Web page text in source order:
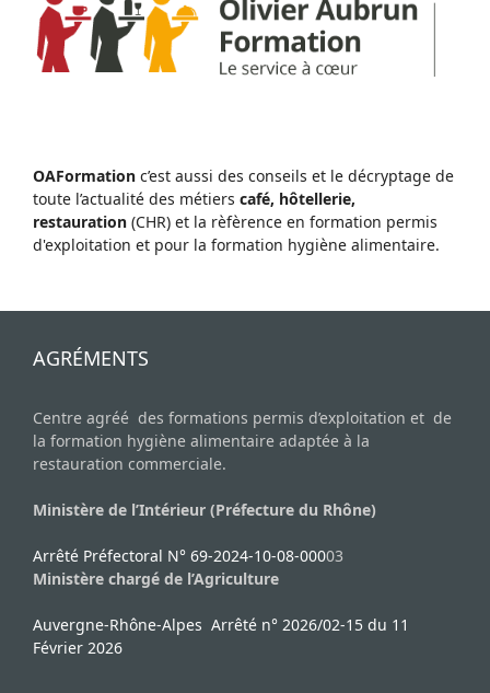
OAFormation c’est aussi des conseils et le décryptage de
toute l’actualité des métiers café, hôtellerie,
restauration (CHR) et la rèfèrence en formation permis
d'exploitation et pour la formation hygiène alimentaire.
AGRÉMENTS
Centre agréé des formations permis d’exploitation et de
la formation hygiène alimentaire adaptée à la
restauration commerciale.
Ministère de l’Intérieur (Préfecture du Rhône)
Arrêté Préfectoral N° 69-2024-10-08-00003
Ministère chargé de l’Agriculture
Auvergne-Rhône-Alpes Arrêté n° 2026/02-15 du 11
Février 2026